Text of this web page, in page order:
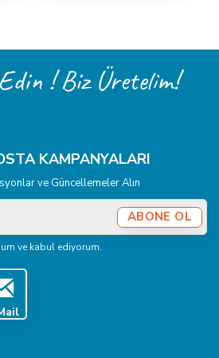
! Biz Üretelim!
KAMPANYALARI
ve Güncellemeler Alın
ABONE OL
ve kabul ediyorum.